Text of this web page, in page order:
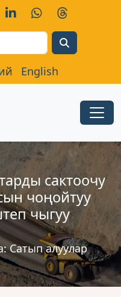
English
сактоочу
чоңойтуу
чыгуу
Сатып алуулар